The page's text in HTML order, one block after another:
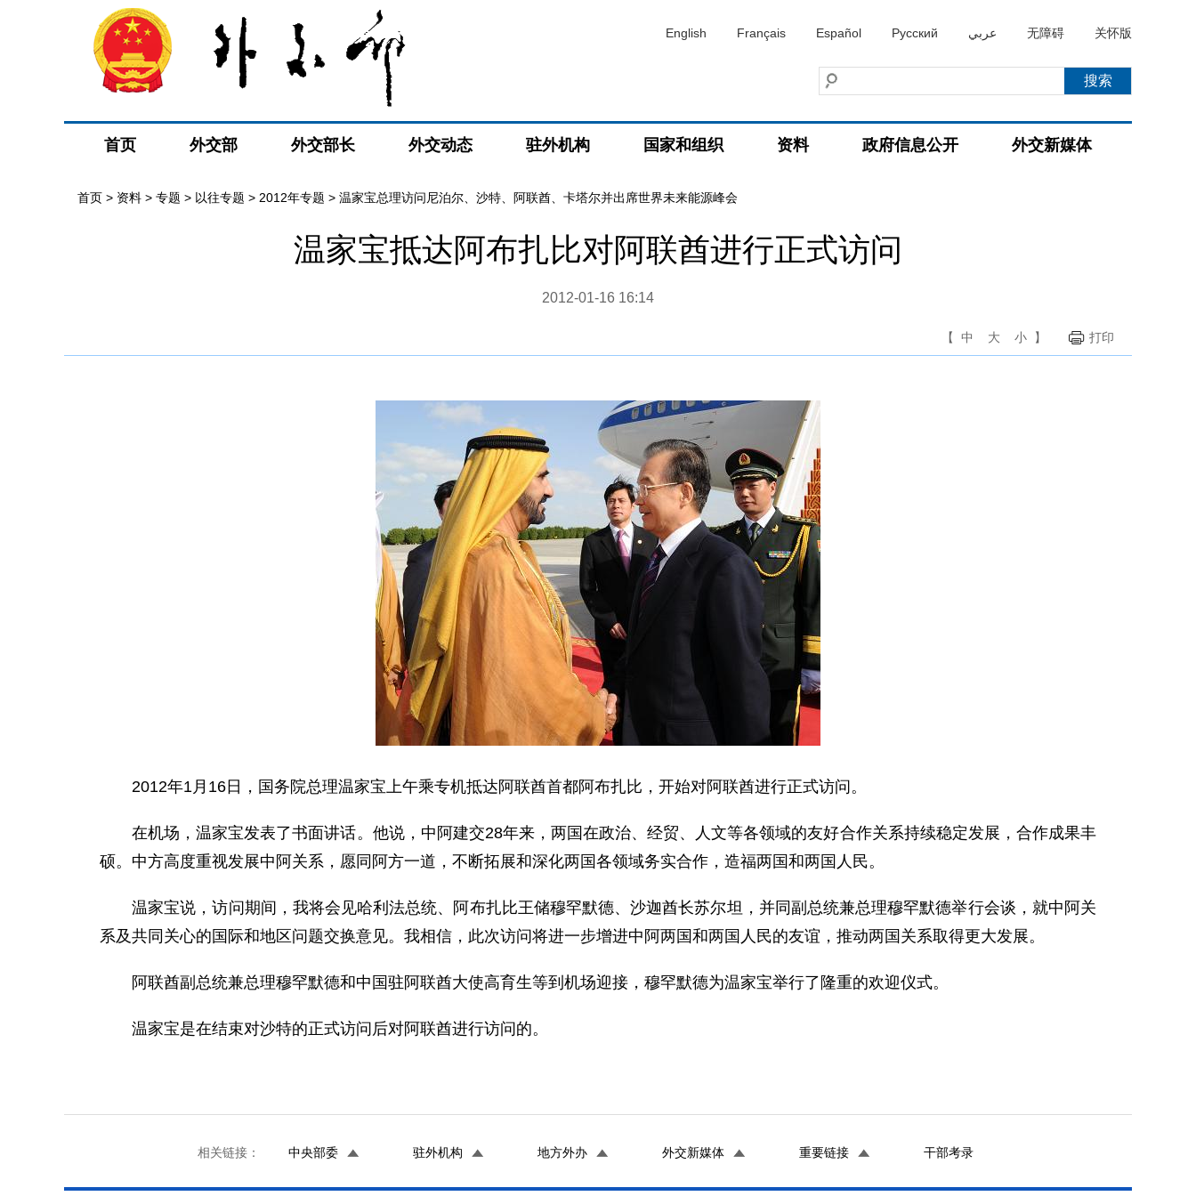
English Français Español Русский عربي 无障碍 关怀版
首页 外交部 外交部长 外交动态 驻外机构 国家和组织 资料 政府信息公开 外交新媒体
首页 > 资料 > 专题 > 以往专题 > 2012年专题 > 温家宝总理访问尼泊尔、沙特、阿联酋、卡塔尔并出席世界未来能源峰会
温家宝抵达阿布扎比对阿联酋进行正式访问
2012-01-16 16:14
【 中 大 小 】 打印
2012年1月16日，国务院总理温家宝上午乘专机抵达阿联酋首都阿布扎比，开始对阿联酋进行正式访问。
在机场，温家宝发表了书面讲话。他说，中阿建交28年来，两国在政治、经贸、人文等各领域的友好合作关系持续稳定发展，合作成果丰
硕。中方高度重视发展中阿关系，愿同阿方一道，不断拓展和深化两国各领域务实合作，造福两国和两国人民。
温家宝说，访问期间，我将会见哈利法总统、阿布扎比王储穆罕默德、沙迦酋长苏尔坦，并同副总统兼总理穆罕默德举行会谈，就中阿关
系及共同关心的国际和地区问题交换意见。我相信，此次访问将进一步增进中阿两国和两国人民的友谊，推动两国关系取得更大发展。
阿联酋副总统兼总理穆罕默德和中国驻阿联酋大使高育生等到机场迎接，穆罕默德为温家宝举行了隆重的欢迎仪式。
温家宝是在结束对沙特的正式访问后对阿联酋进行访问的。
相关链接： 中央部委 驻外机构 地方外办 外交新媒体 重要链接 干部考录